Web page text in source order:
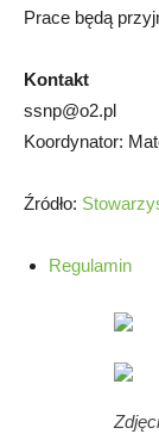
Prace będą
Kontakt
ssnp@o2.pl
Koordynator:
Źródło:
Regulamin